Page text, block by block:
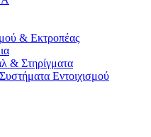
& Εκτροπέας
& Στηρίγματα
Εντοιχισμού